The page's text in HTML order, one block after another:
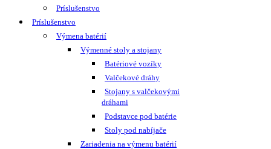
Príslušenstvo
Príslušenstvo
Výmena batérií
Výmenné stoly a stojany
Batériové vozíky
Valčekové dráhy
Stojany s valčekovými
dráhami
Podstavce pod batérie
Stoly pod nabíjače
Zariadenia na výmenu batérií